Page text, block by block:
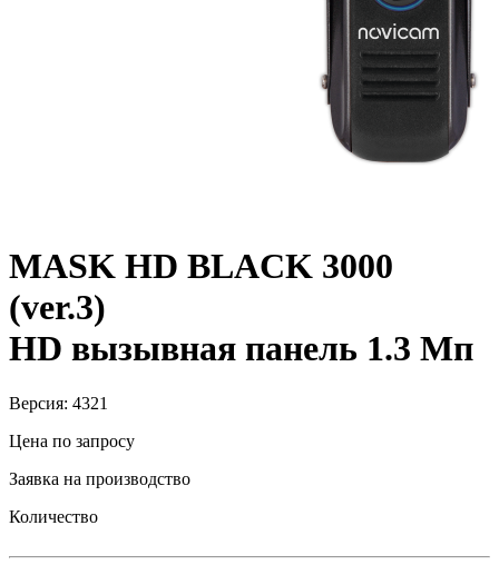
MASK HD BLACK 3000
(ver.3)
HD вызывная панель 1.3 Мп
Версия: 4321
Цена по запросу
Заявка на производство
Количество